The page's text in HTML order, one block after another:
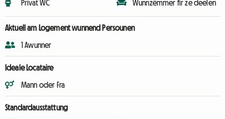
Privat WC
Wunnzëmmer fir ze deelen
Aktuell am Logement wunnend Persounen
1 Awunner
Ideale Locataire
Mann oder Fra
Standardausstattung